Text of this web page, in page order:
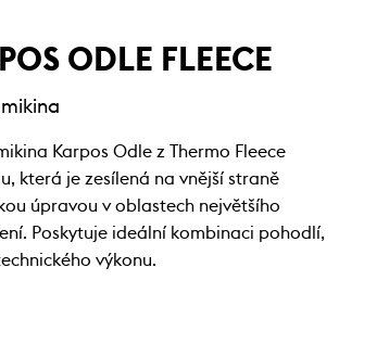
ODLE FLEECE
Karpos Odle z Thermo Fleece
která je zesílená na vnější straně
úpravou v oblastech největšího
Poskytuje ideální kombinaci pohodlí,
výkonu.